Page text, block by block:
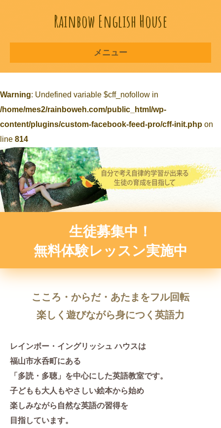
Rainbow English House
メニュー
Warning: Undefined variable $cff_nofollow in
/home/mes2/rainboweh.com/public_html/wp-
content/plugins/custom-facebook-feed-pro/cff-init.php on
line 814
生徒募集中！
無料体験レッスン実施中
こころ・からだ・あたまをフル回転
楽しく遊びながら身につく英語力
レインボー・イングリッシュ ハウスは
福山市水呑町にある
「多読・多聴」を中心にした英語教室です。
子どもも大人もやさしい絵本から始め
楽しみながら自然な英語の習得を
目指しています。